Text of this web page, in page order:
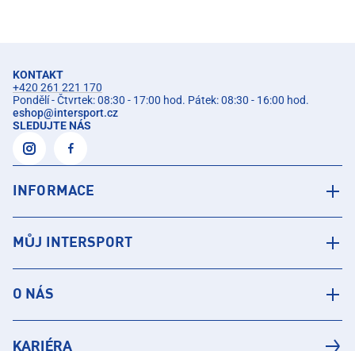
KONTAKT
+420 261 221 170
Pondělí - Čtvrtek: 08:30 - 17:00 hod. Pátek: 08:30 - 16:00 hod.
eshop@intersport.cz
SLEDUJTE NÁS
INFORMACE
MŮJ INTERSPORT
O NÁS
KARIÉRA